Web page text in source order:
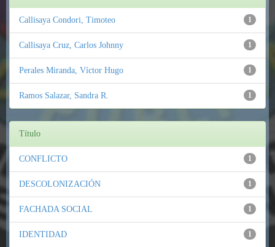
1
Callisaya Condori, Timoteo
1
Callisaya Cruz, Carlos Johnny
1
Perales Miranda, Víctor Hugo
1
Ramos Salazar, Sandra R.
Título
1
CONFLICTO
1
DESCOLONIZACIÓN
1
FACHADA SOCIAL
1
IDENTIDAD